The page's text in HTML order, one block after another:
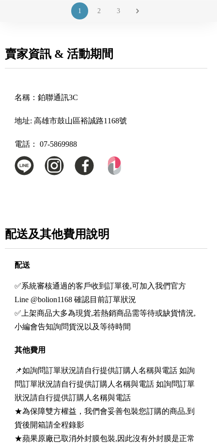
1 2 3
賣家資訊 & 活動期間
名稱： 鉑聯通訊3C
地址: 高雄市鼓山區裕誠路1168號
電話： 07-5869988
配送及其他費用說明
配送
✅系統審核通過的客戶收到訂單後,可加入我們官方
Line @bolion1168 確認目前訂單狀況
✅上架商品大多為現貨,若熱銷商品需等待或缺貨情況,
小編會告知詢問貨況以及等待時間
其他費用
📌如詢問訂單狀況請自行提供訂購人名稱與電話 如詢
問訂單狀況請自行提供訂購人名稱與電話 如詢問訂單
狀況請自行提供訂購人名稱與電話
★為保障雙方權益，我們會妥善包裝您訂購的商品,到
貨後開箱請全程錄影
★蘋果原廠已取消外封膜包裝,因此沒有外封膜是正常